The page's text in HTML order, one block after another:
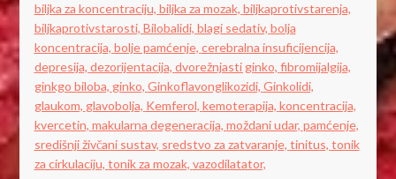
biljka za koncentraciju, biljka za mozak, biljkaprotivstarenja,
biljkaprotivstarosti, Bilobalidi, blagi sedativ, bolja
koncentracija, bolje pamćenje, cerebralna insuficijencija,
depresija, dezorijentacija, dvorežnjasti ginko, fibromijalgija,
ginkgo biloba, ginko, Ginkoflavonglikozidi, Ginkolidi,
glaukom, glavobolja, Kemferol, kemoterapija, koncentracija,
kvercetin, makularna degeneracija, moždani udar, pamćenje,
središnji živčani sustav, sredstvo za zatvaranje, tinitus, tonik
za cirkulaciju, tonik za mozak, vazodilatator,